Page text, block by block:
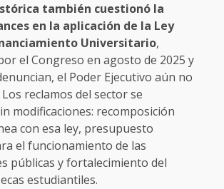
también cuestionó la
en la aplicación de la Ley
Universitario,
el Congreso en agosto de 2025 y
el Poder Ejecutivo aún no
reclamos del sector se
modificaciones: recomposición
con esa ley, presupuesto
el funcionamiento de las
públicas y fortalecimiento del
estudiantiles.